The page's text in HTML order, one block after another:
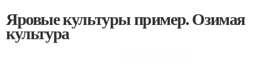
Яровые культуры пример. Озимая
культура